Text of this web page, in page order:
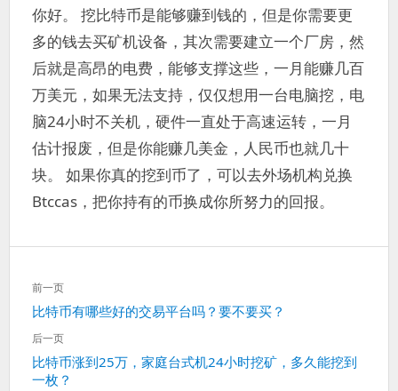
你好。 挖比特币是能够赚到钱的，但是你需要更
多的钱去买矿机设备，其次需要建立一个厂房，然
后就是高昂的电费，能够支撑这些，一月能赚几百
万美元，如果无法支持，仅仅想用一台电脑挖，电
脑24小时不关机，硬件一直处于高速运转，一月
估计报废，但是你能赚几美金，人民币也就几十
块。 如果你真的挖到币了，可以去外场机构兑换
Btccas，把你持有的币换成你所努力的回报。
文
章
导
航
前一页
上
一
比特币有哪些好的交易平台吗？要不要买？
后一页
下
一
比特币涨到25万，家庭台式机24小时挖矿，多久能挖到
一枚？